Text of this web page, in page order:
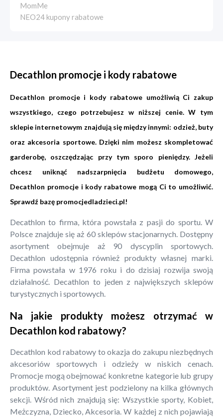
MomMe
NEO24 kupony rabatowe
Decathlon promocje i kody rabatowe
Decathlon promocje i kody rabatowe umożliwią Ci zakup
wszystkiego, czego potrzebujesz w niższej cenie. W tym
sklepie internetowym znajdują się między innymi: odzież, buty
oraz akcesoria sportowe. Dzięki nim możesz skompletować
garderobę, oszczędzając przy tym sporo pieniędzy. Jeżeli
chcesz uniknąć nadszarpnięcia budżetu domowego,
Decathlon promocje i kody rabatowe mogą Ci to umożliwić.
Sprawdź bazę promocjedladzieci.pl!
Decathlon to firma, która powstała z pasji do sportu. W
Polsce znajduje się aż 60 sklepów stacjonarnych. Dostępny
asortyment obejmuje aż 90 dyscyplin sportowych.
Decathlon udostępnia również produkty własnej marki.
Firma powstała w 1976 roku i do dzisiaj rozwija swoją
działalność. Decathlon to jeden z największych sklepów
turystycznych i sportowych.
Na jakie produkty możesz otrzymać w
Decathlon kod rabatowy?
Decathlon kod rabatowy to okazja do zakupu niezbędnych
akcesoriów sportowych i odzieży w niskich cenach.
Promocje mogą obejmować konkretne kategorie lub grupy
produktów. Asortyment jest podzielony na kilka głównych
sekcji. Wśród nich znajdują się: Wszystkie sporty, Kobiet,
Meżczyzna, Dziecko, Akcesoria. W każdej z nich pojawiają